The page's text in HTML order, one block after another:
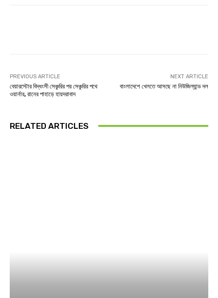
PREVIOUS ARTICLE
বেয়ারস্টোর বিদ্ধংসী সেঞ্চুরির পর সেঞ্চুরির পথে
ওয়ার্নার, রানের পাহাড়ে হায়দরাবাদ
NEXT ARTICLE
বাংলাদেশে খেলতে আসছে না নিউজিল্যান্ড দল
RELATED ARTICLES